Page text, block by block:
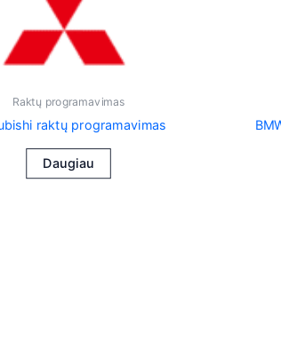
Raktų programavimas
raktų programavimas
Daugiau